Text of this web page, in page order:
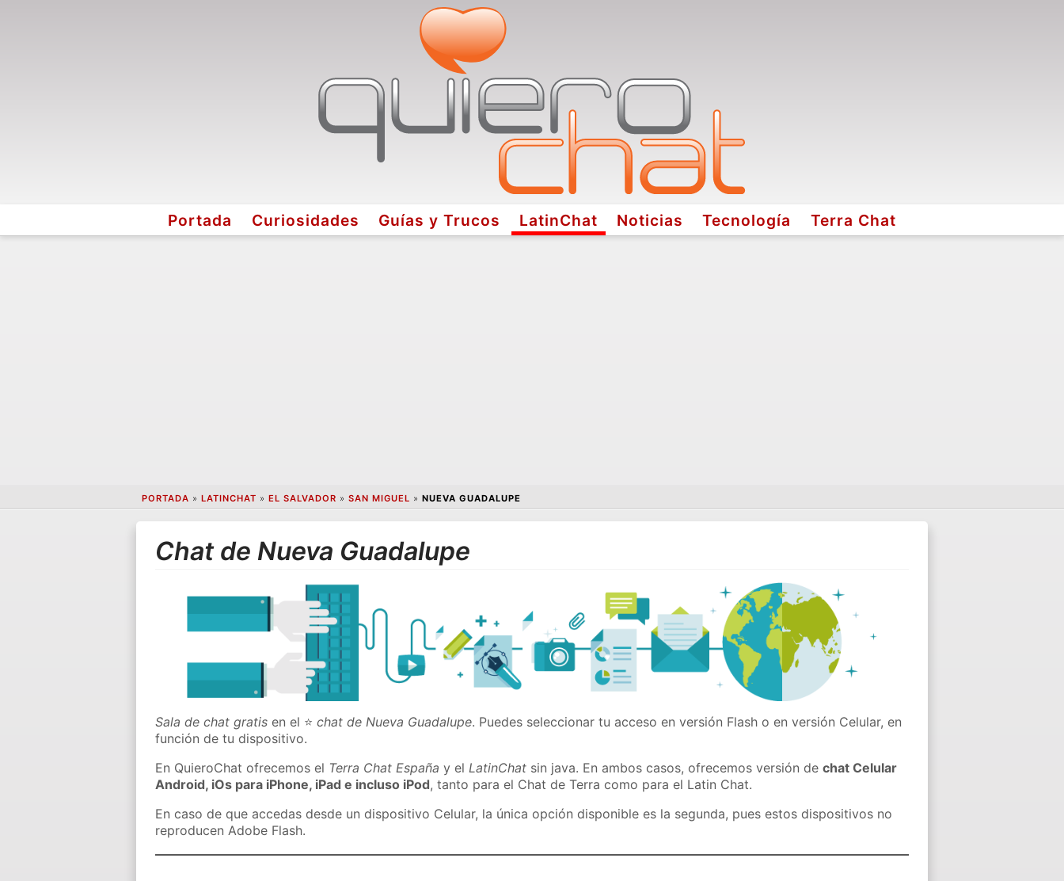
Portada Curiosidades Guías y Trucos LatinChat Noticias Tecnología Terra Chat
PORTADA » LATINCHAT » EL SALVADOR » SAN MIGUEL » NUEVA GUADALUPE
Chat de Nueva Guadalupe
Sala de chat gratis en el ⭐chat de Nueva Guadalupe. Puedes seleccionar tu acceso en versión Flash o en versión Celular, en
función de tu dispositivo.
En QuieroChat ofrecemos el Terra Chat España y elLatinChat sin java. En ambos casos, ofrecemos versión dechat Celular
Android, iOs para iPhone, iPad e incluso iPod, tanto para el Chat de Terra como para el Latin Chat.
En caso de que accedas desde un dispositivo Celular, la única opción disponible es la segunda, pues estos dispositivos no
reproducen Adobe Flash.